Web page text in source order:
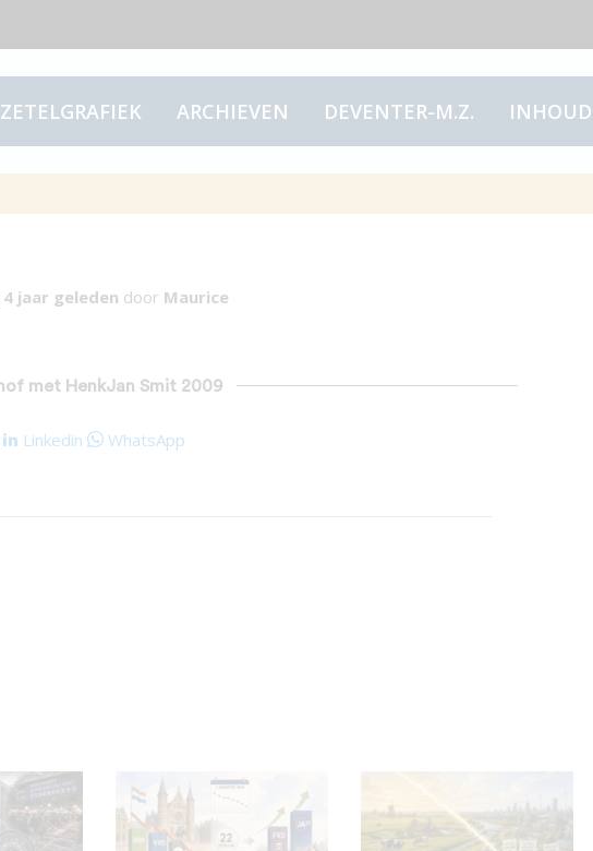
ZETELGRAFIEK ARCHIEVEN DEVENTER-M.Z. INHOUD
HenkJan Smit
4 jaar geleden door Maurice
met HenkJan Smit 2009
Linkedin WhatsApp